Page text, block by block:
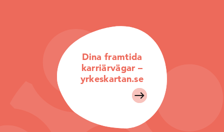
Dina framtida
karriärvägar –
yrkeskartan.se